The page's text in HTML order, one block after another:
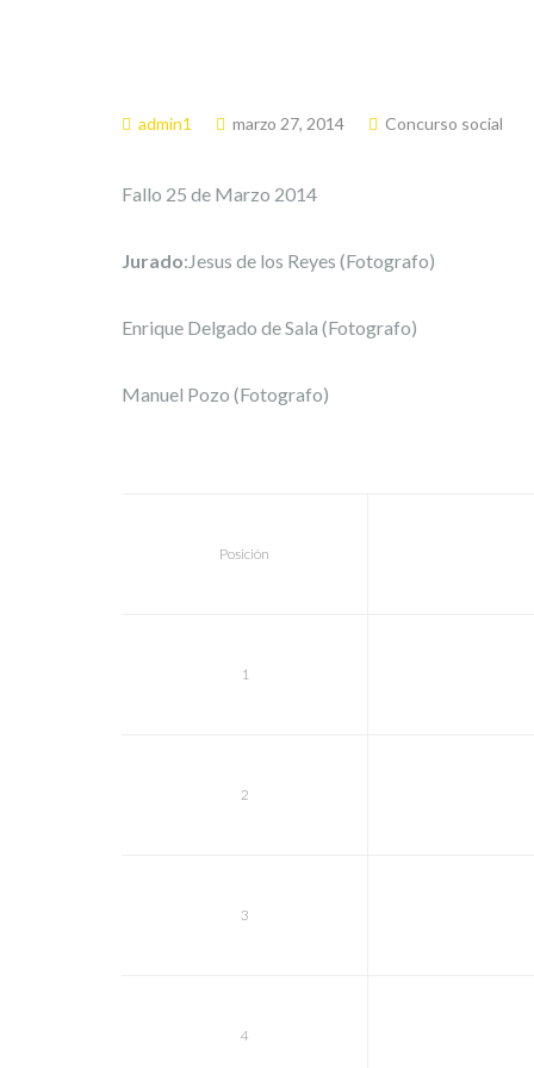
admin1 marzo 27, 2014 Concurso social
Fallo 25 de Marzo 2014
Jurado:Jesus de los Reyes (Fotografo)
Enrique Delgado de Sala (Fotografo)
Manuel Pozo (Fotografo)
Posición
1
2
3
4